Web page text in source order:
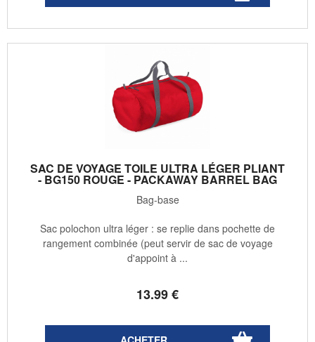
SAC DE VOYAGE TOILE ULTRA LÉGER PLIANT
- BG150 ROUGE - PACKAWAY BARREL BAG
Bag-base
13.99€
Sac polochon ultra léger : se replie dans pochette de
rangement combinée (peut servir de sac de voyage
d'appoint à ...